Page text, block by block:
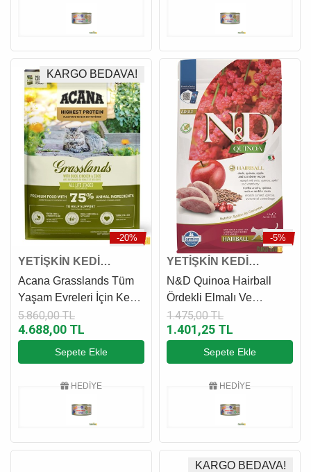
-20%
KARGO BEDAVA!
YETİŞKİN KEDİ
MAMASI
Acana Grasslands Tüm
Yaşam Evreleri İçin Kedi
Maması 4.5 Kg
5.860,00 TL
4.688,00 TL
Sepete Ekle
HEDİYE
-5%
YETİŞKİN KEDİ
MAMASI
N&D Quinoa Hairball
Ördekli Elmalı Ve
Kızılcıklı Yetişkin Kedi
Maması 1.5 Kg
1.475,00 TL
1.401,25 TL
Sepete Ekle
HEDİYE
KARGO BEDAVA!